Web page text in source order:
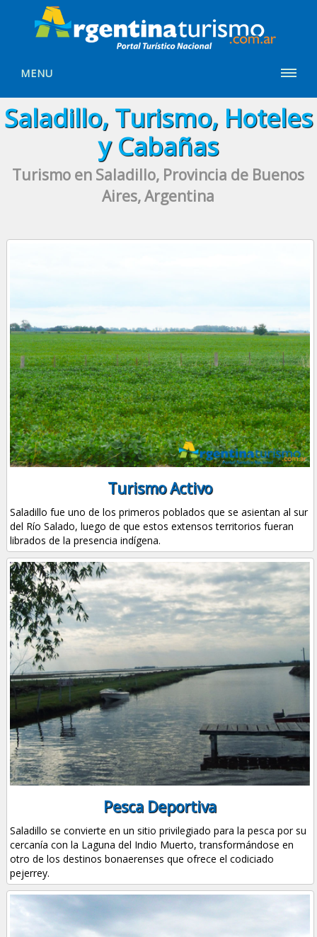
MENU
Saladillo, Turismo, Hoteles
y Cabañas
Turismo en Saladillo, Provincia de Buenos
Aires, Argentina
Turismo Activo
Saladillo fue uno de los primeros poblados que se asientan al sur
del Río Salado, luego de que estos extensos territorios fueran
librados de la presencia indígena.
Pesca Deportiva
Saladillo se convierte en un sitio privilegiado para la pesca por su
cercanía con la Laguna del Indio Muerto, transformándose en
otro de los destinos bonaerenses que ofrece el codiciado
pejerrey.